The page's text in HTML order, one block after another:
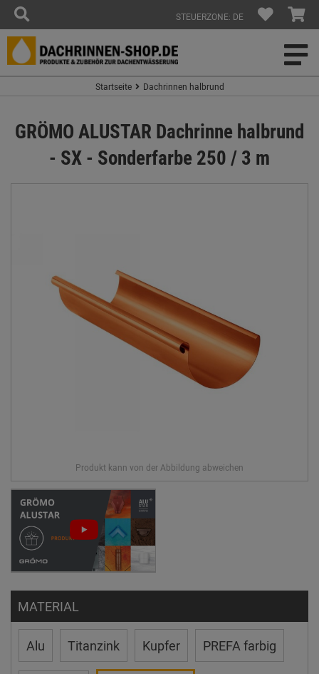
STEUERZONE: DE
Startseite Dachrinnen halbrund
GRÖMO ALUSTAR Dachrinne halbrund
- SX - Sonderfarbe 250 / 3 m
MATERIAL
Alu Titanzink Kupfer PREFA farbig